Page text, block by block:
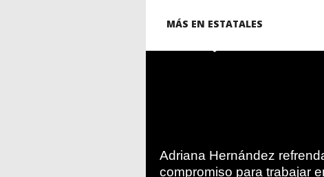
MÁS EN ESTATALES
Adriana Hernández
compromiso para trabajar